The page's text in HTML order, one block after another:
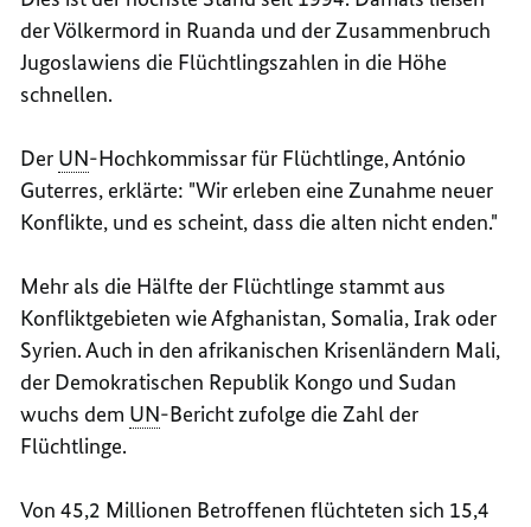
der Völkermord in Ruanda und der Zusammenbruch
Jugoslawiens die Flüchtlingszahlen in die Höhe
schnellen.
Der UN-Hochkommissar für Flüchtlinge, António
Guterres, erklärte: "Wir erleben eine Zunahme neuer
Konflikte, und es scheint, dass die alten nicht enden."
Mehr als die Hälfte der Flüchtlinge stammt aus
Konfliktgebieten wie Afghanistan, Somalia, Irak oder
Syrien. Auch in den afrikanischen Krisenländern Mali,
der Demokratischen Republik Kongo und Sudan
wuchs dem UN-Bericht zufolge die Zahl der
Flüchtlinge.
Von 45,2 Millionen Betroffenen flüchteten sich 15,4